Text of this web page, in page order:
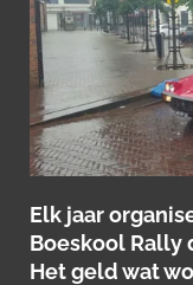
Elk jaar
Boeskool Rally
Het geld wat